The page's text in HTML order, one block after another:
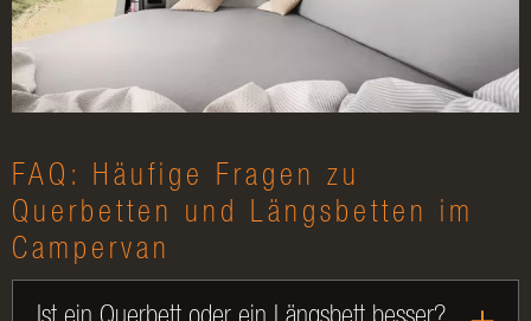
FAQ: Häufige Fragen zu
Querbetten und Längsbetten im
Campervan